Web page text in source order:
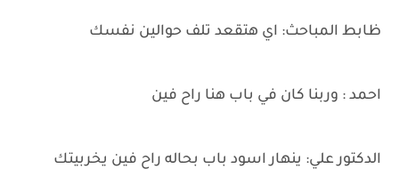
ظابط المباحث: اي هتقعد تلف حوالين نفسك
احمد : وربنا كان في باب هنا راح فين
الدكتور علي: ينهار اسود باب بحاله راح فين يخربيتك